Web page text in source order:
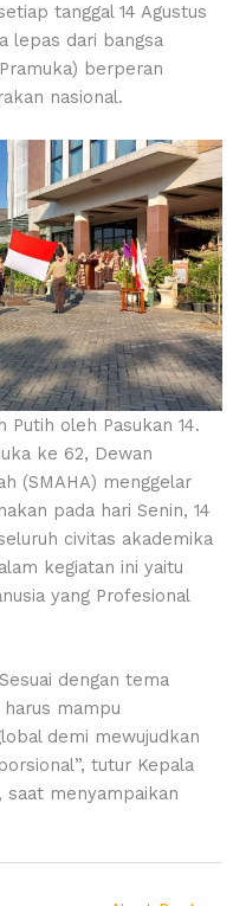
tanggal 14 Agustus
lepas dari bangsa
berperan
nasional.
Putih oleh Pasukan 14.
ke 62, Dewan
(SMAHA) menggelar
pada hari Senin, 14
civitas akademika
kegiatan ini yaitu
yang Profesional
dengan tema
mampu
demi mewujudkan
tutur Kepala
saat menyampaikan